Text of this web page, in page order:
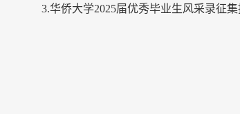
3.华侨大学2025届优秀毕业生风采录征集